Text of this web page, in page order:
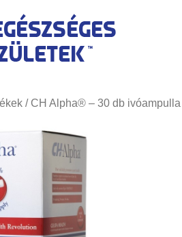
/ CH Alpha® – 30 db